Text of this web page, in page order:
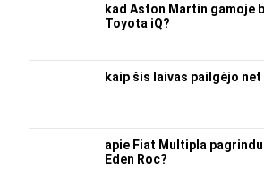
kad Aston Martin gamoje
Toyota iQ?
kaip šis laivas pailgėjo net
apie Fiat Multipla
Eden Roc?